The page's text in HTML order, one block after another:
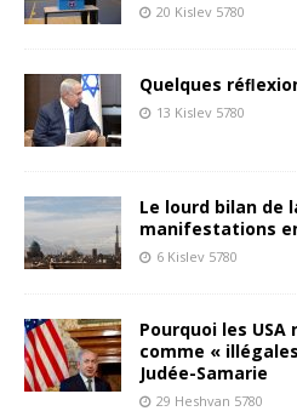
20 Kislev 5780
Quelques
13 Kislev 5780
Le lourd bilan de
manifestations
6 Kislev 5780
Pourquoi les
comme «
Judée-Samarie
29 Heshvan 5780